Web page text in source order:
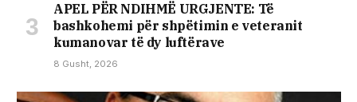
APEL PËR NDIHMË URGJENTE: Të
bashkohemi për shpëtimin e veteranit
kumanovar të dy luftërave
8 Gusht, 2026